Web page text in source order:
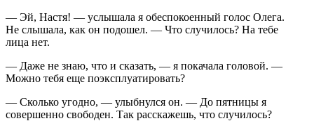
— Эй, Настя! — услышала я обеспокоенный голос Олега.
Не слышала, как он подошел. — Что случилось? На тебе
лица нет.
— Даже не знаю, что и сказать, — я покачала головой. —
Можно тебя еще поэксплуатировать?
— Сколько угодно, — улыбнулся он. — До пятницы я
совершенно свободен. Так расскажешь, что случилось?